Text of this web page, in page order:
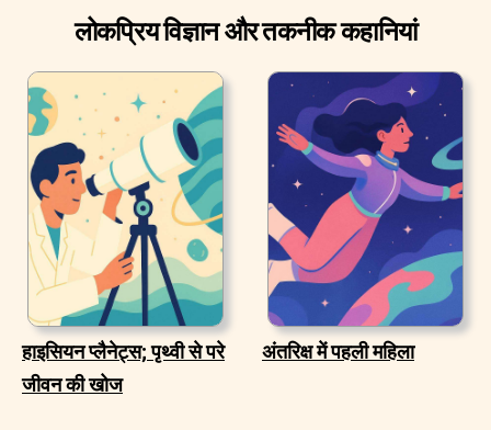
लोकप्रिय विज्ञान और तकनीक कहानियां
हाइसियन प्लैनेट्स; पृथ्वी से परे
जीवन की खोज
अंतरिक्ष में पहली महिला